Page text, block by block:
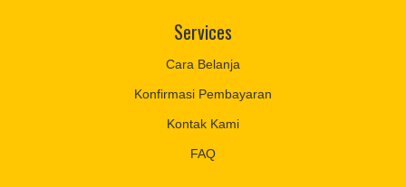
Services
Cara Belanja
Konfirmasi Pembayaran
Kontak Kami
FAQ